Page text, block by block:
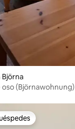
(Björnawohnung)